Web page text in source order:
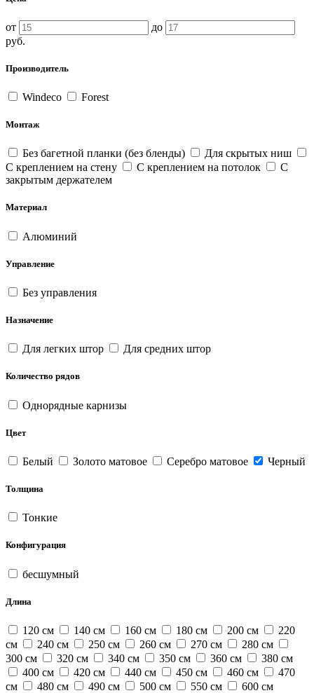
от
до
руб.
Производитель
Windeco Forest
Монтаж
Без багетной планки (без бленды)
Для скрытых ниш
С креплением на стену
С креплением на потолок
С
закрытым держателем
Материал
Алюминий
Управление
Без управления
Назначение
Для легких штор Для средних штор
Количество рядов
Однорядные карнизы
Цвет
Белый Золото матовое Серебро матовое Черный
Толщина
Тонкие
Конфигурация
бесшумный
Длина
120 см 140 см 160 см 180 см 200 см
220
см
240 см 250 см 260 см 270 см
280 см
300 см
320 см 340 см 350 см 360 см
380 см
400 см
420 см 440 см 450 см 460 см
470
см
480 см 490 см 500 см 550 см 600 см